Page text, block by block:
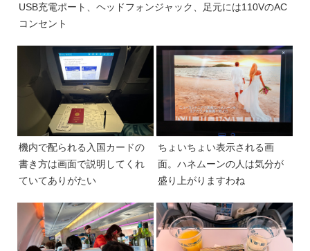
USB充電ポート、ヘッドフォンジャック、足元には110VのAC
コンセント
機内で配られる入国カードの
書き方は画面で説明してくれ
ていてありがたい
ちょいちょい表示される画
面。ハネムーンの人は気分が
盛り上がりますわね